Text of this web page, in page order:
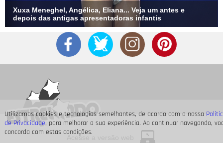
Utilizamos cookies e tecnologias semelhantes, de acordo com a nossa
de Privacidade, para melhorar a sua experiência. Ao continuar navegando,
concorda com estas condições.
Xuxa Meneghel, Angélica, Eliana... Veja um antes e
depois das antigas apresentadoras infantis
Acesse a versão web